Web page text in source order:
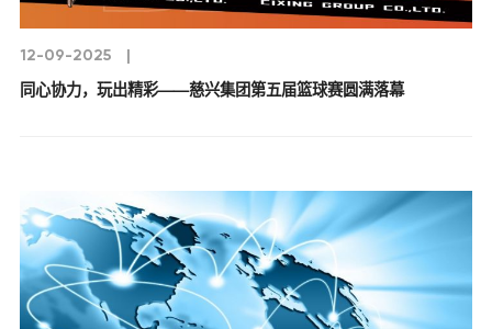
12-09-2025 |
同心协力，玩出精彩——慈兴集团第五届篮球赛圆满落幕